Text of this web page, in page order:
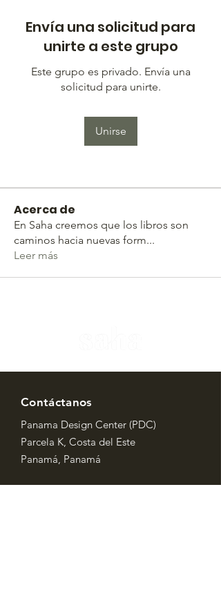
Envía una solicitud para
unirte a este grupo
Este grupo es privado. Envía una
solicitud para unirte.
Unirse
Acerca de
En Saha creemos que los libros son
caminos hacia nuevas form...
Leer más
Contáctanos
Panama Design Center (PDC)
Parcela K, Costa del Este
Panamá, Panamá